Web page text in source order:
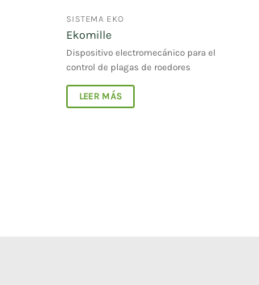
SISTEMA EKO
Ekomille
Dispositivo electromecánico para el
control de plagas de roedores
LEER MÁS